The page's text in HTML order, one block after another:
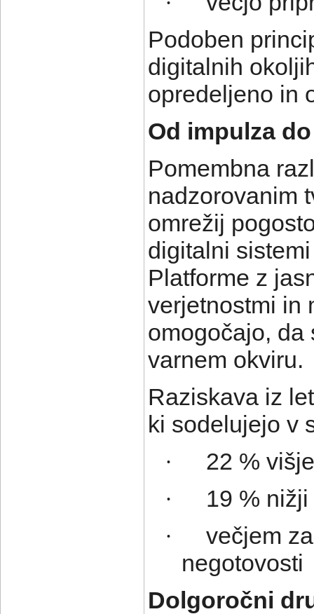
Podoben
digitalnih
opredeljeno in
Od impulza
Pomembna
nadzorovanim
omrežij
digitalni
Platforme z
verjetnostmi in
omogočajo, da
varnem okviru.
Raziskava iz
ki sodelujejo v
· 22 %
· 19 %
·
večjem
negotovosti
Dolgoročni